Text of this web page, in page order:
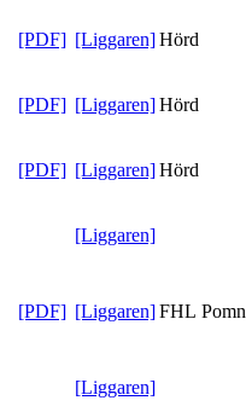
[PDF] [Liggaren]Hörd
[PDF] [Liggaren]Hörd
[PDF] [Liggaren]Hörd
[Liggaren]
[PDF] [Liggaren]FHL Pomn
[Liggaren]